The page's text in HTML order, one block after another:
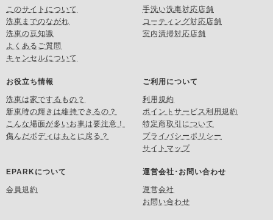
このサイトについて
洗車までのながれ
洗車の豆知識
よくあるご質問
キャンセルについて
手洗い洗車対応店舗
コーティング対応店舗
室内清掃対応店舗
お役立ち情報
洗車は家でするもの？
新車時の輝きは維持できるの？
こんな場面が多いお車は要注意！
傷んだボディはもとに戻る？
ご利用について
利用規約
ポイントサービス利用規約
特定商取引について
プライバシーポリシー
サイトマップ
EPARKについて
会員規約
運営会社･お問い合わせ
運営会社
お問い合わせ